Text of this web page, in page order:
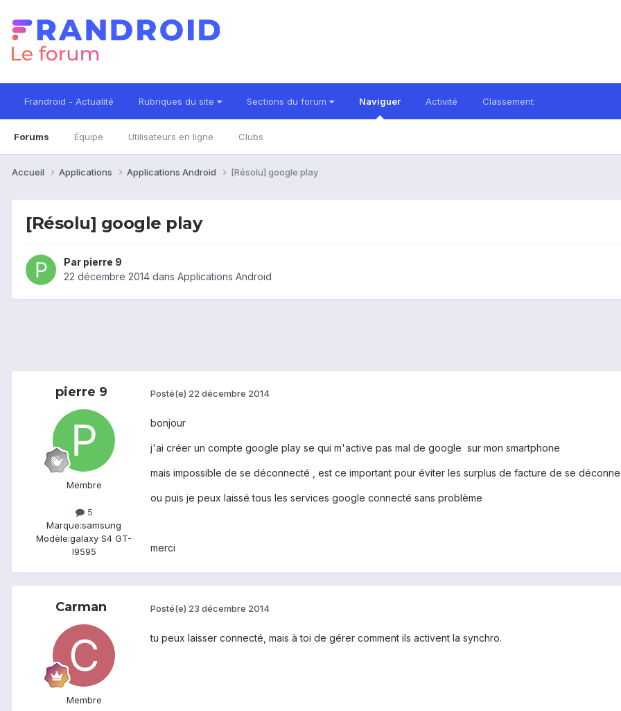
Frandroid - Actualité Rubriques du site Sections du forum Naviguer
Forums Équipe Utilisateurs en ligne Clubs
Activité Classement
Accueil Applications Applications Android [Résolu] google play
[Résolu] google play
Par pierre 9
22 décembre 2014 dans Applications Android
pierre 9
Membre
5
Marque:samsung
Modèle:galaxy S4 GT-
I9595
Posté(e) 22 décembre 2014
bonjour
j'ai créer un compte google play se qui m'active pas mal de google sur mon smartphone
mais impossible de se déconnecté , est ce important pour éviter les surplus de facture de se
ou puis je peux laissé tous les services google connecté sans problème
merci
Carman
Membre
Posté(e) 23 décembre 2014
tu peux laisser connecté, mais à toi de gérer comment ils activent la synchro.